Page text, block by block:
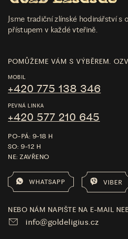
Jsme tradiční zlínské hodinářství s
přístupem v každé vteřině.
POMŮŽEME VÁM S VÝBĚREM.
MOBIL
+420 775 138 346
PEVNÁ LINKA
+420 577 210 645
PO-PÁ: 9-18 H
SO: 9-12 H
NE: ZAVŘENO
WHATSAPP VIBER
NEBO NÁM NAPIŠTE NA E-MAIL
info@goldeligius.cz